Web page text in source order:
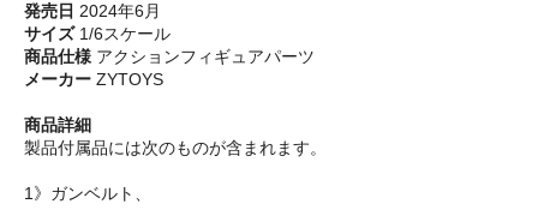
発売日 2024年6月
サイズ1/6スケール
商品仕様 アクションフィギュアパーツ
メーカー ZYTOYS
商品詳細
製品付属品には次のものが含まれます。
1》ガンベルト、